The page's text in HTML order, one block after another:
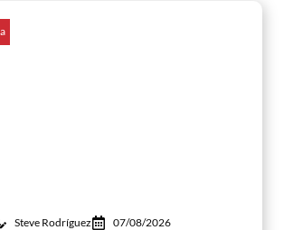
Steve Rodríguez 07/08/2026